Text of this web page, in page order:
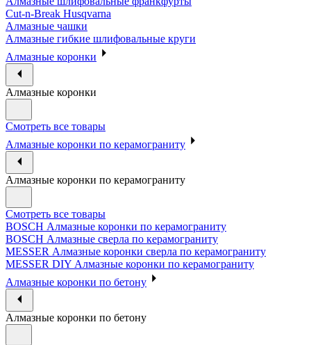
Cut-n-Break Husqvarna
Алмазные чашки
Алмазные гибкие шлифовальные круги
Алмазные коронки
Алмазные коронки
Смотреть все товары
Алмазные коронки по керамограниту
Алмазные коронки по керамограниту
Смотреть все товары
BOSCH Алмазные коронки по керамограниту
BOSCH Алмазные сверла по керамограниту
MESSER Алмазные коронки сверла по керамограниту
MESSER DIY Алмазные коронки по керамограниту
Алмазные коронки по бетону
Алмазные коронки по бетону